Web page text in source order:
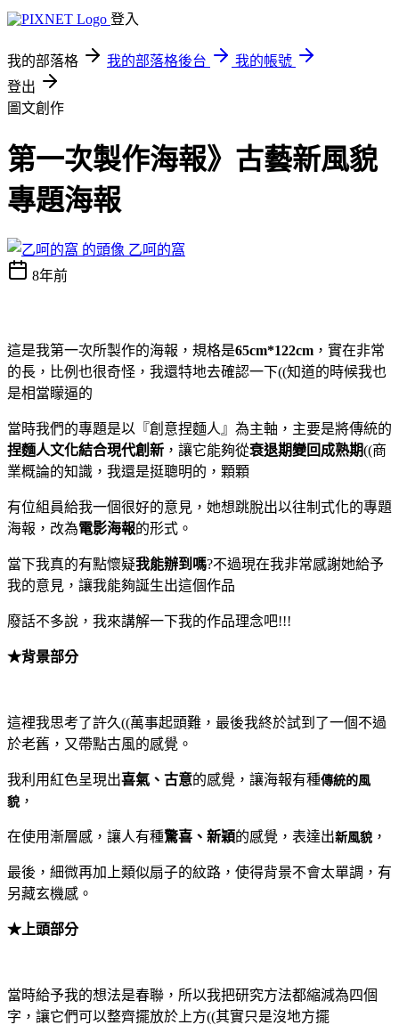
登入
我的部落格 我的部落格後台
我的帳號
登出
圖文創作
第一次製作海報》古藝新風貌
專題海報
乙呵的窩
8年前
這是我第一次所製作的海報，規格是65cm*122cm ，實在非常
的長，比例也很奇怪，我還特地去確認一下((知道的時候我也
是相當矇逼的
當時我們的專題是以『創意捏麵人』為主軸，主要是將傳統的
捏麵人文化結合現代創新 ，讓它能夠從衰退期變回成熟期((商
業概論的知識，我還是挺聰明的，顆顆
有位組員給我一個很好的意見，她想跳脫出以往制式化的專題
海報，改為電影海報的形式。
當下我真的有點懷疑我能辦到嗎?不過現在我非常感謝她給予
我的意見，讓我能夠誕生出這個作品
廢話不多說，我來講解一下我的作品理念吧!!!
★背景部分
這裡我思考了許久((萬事起頭難 ，最後我終於試到了一個不過
於老舊，又帶點古風的感覺。
我利用紅色呈現出喜氣、古意的感覺，讓海報有種傳統的風
貌 ，
在使用漸層感，讓人有種驚喜、新穎的感覺，表達出新風貌 ，
最後，細微再加上類似扇子的紋路，使得背景不會太單調，有
另藏玄機感。
★上頭部分
當時給予我的想法是春聯，所以我把研究方法都縮減為四個
字，讓它們可以整齊擺放於上方((其實只是沒地方擺